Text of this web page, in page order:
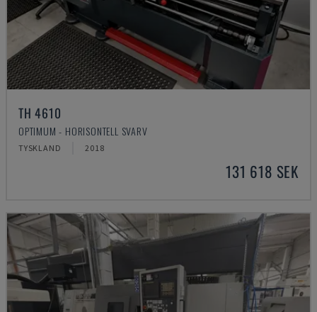
TH 4610
OPTIMUM - HORISONTELL SVARV
TYSKLAND 2018
131 618 SEK